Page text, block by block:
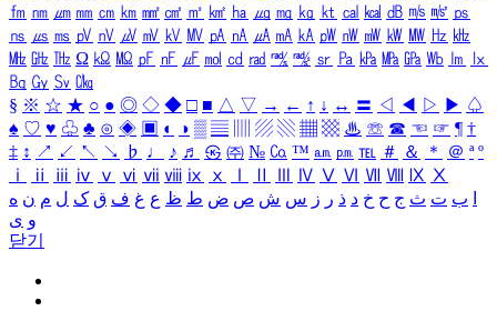
㎙ ㎚ ㎛ ㎜ ㎝ ㎞ ㎟ ㎠ ㎡ ㎢ ㏊ ㎍ ㎎ ㎏ ㏏ ㎈ ㎉ ㏈ ㎧ ㎨ ㎰
㎱ ㎲ ㎳ ㎴ ㎵ ㎶ ㎷ ㎸ ㎹ ㎀ ㎁ ㎂ ㎃ ㎄ ㎺ ㎻ ㎽ ㎾ ㎿ ㎐ ㎑
㎒ ㎓ ㎔ Ω ㏀ ㏁ ㎊ ㎋ ㎌ ㏖ ㏅ ㎭ ㎮ ㎯ ㏛ ㎩ ㎪ ㎫ ㎬ ㏝ ㏐
㏓
㏃ ㏉ ㏜ ㏆
§ ※ ☆ ★ ○ ● ◎ ◇ ◆ □ ■ △ ▽ → ← ↑ ↓ ↔ 〓 ◁ ◀ ▷ ▶ ♤
♠ ♡ ♥ ♧ ♣ ⊙ ◈ ▣ ◐ ◑ ▒ ▤ ▨ ▧ ▦ ▩ ♨ ☏ ☎ ☜ ☞ ¶ †
‡ ↕ ↗ ↙ ↖ ↘ ♭ ♩ ♪ ♬ ㉿ ㈜ № ㏇ ™ ㏂ ㏘ ℡ ＃ ＆ ＊ ＠ ª º
ⅰ
ⅱ ⅲ ⅳ ⅴ ⅵ ⅶ ⅷ ⅸ ⅹ Ⅳ Ⅴ Ⅵ Ⅶ Ⅷ Ⅸ Ⅹ
ب ت ث ج ح خ د ذ ر ز س ش ص ض ط ظ ع غ ف ق ک ل م ن ه
و ی
닫기